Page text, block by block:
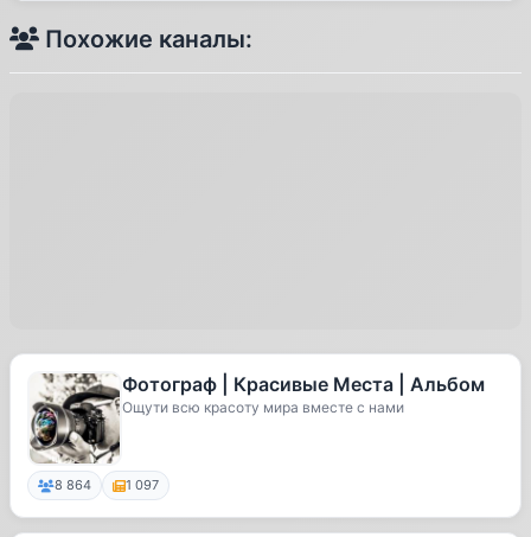
Похожие каналы:
Фотограф | Красивые Места | Альбом
Ощути всю красоту мира вместе с нами
8 864 1 097